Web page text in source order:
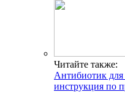
Читайте также:
Антибиотик
инструкция по